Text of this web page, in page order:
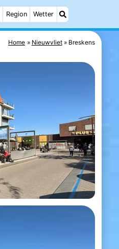
Region Wetter
Home Nieuwvliet Breskens